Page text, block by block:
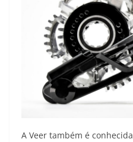
A Veer também é